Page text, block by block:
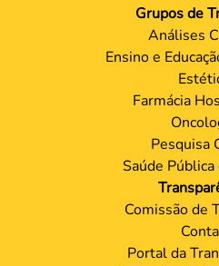
Grupos de
Análises
Ensino e
Farmácia
Pesquisa
Saúde
Comissão de
Portal da